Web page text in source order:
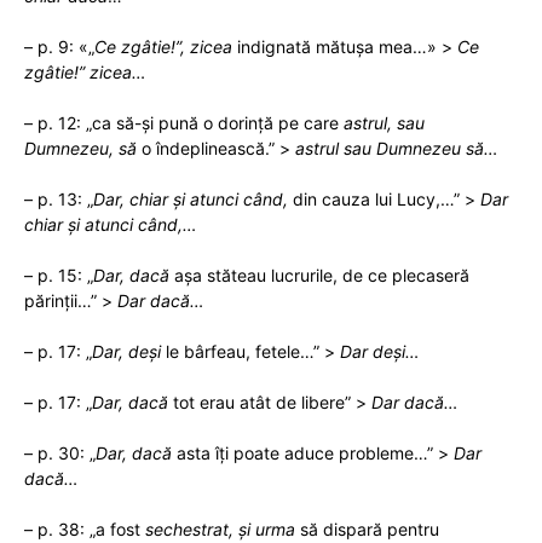
– p. 9: «„Ce zgâtie!”, zicea indignată mătușa mea…» > Ce
zgâtie!” zicea…
– p. 12: „ca să-și pună o dorință pe care astrul, sau
Dumnezeu, să o îndeplinească.” > astrul sau Dumnezeu să…
– p. 13: „Dar, chiar și atunci când, din cauza lui Lucy,…” > Dar
chiar și atunci când,…
– p. 15: „Dar, dacă așa stăteau lucrurile, de ce plecaseră
părinții…” > Dar dacă…
– p. 17: „Dar, deșile bârfeau, fetele…” > Dar deși…
– p. 17: „Dar, dacă tot erau atât de libere” > Dar dacă…
– p. 30: „Dar, dacă asta îți poate aduce probleme…” > Dar
dacă…
– p. 38: „a fost sechestrat, și urma să dispară pentru